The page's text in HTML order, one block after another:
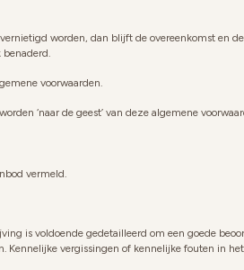
worden, dan blijft de overeenkomst en
voorwaarden.
‘naar de geest’ van deze algemene
vermeld.
is voldoende gedetailleerd om een goede
vergissingen of kennelijke fouten in